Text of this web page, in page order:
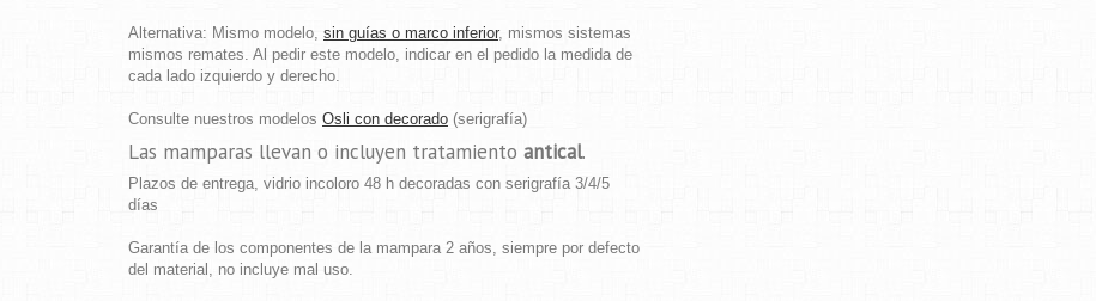
Alternativa: Mismo modelo, sin guías o marco inferior, mismos sistemas
mismos remates. Al pedir este modelo, indicar en el pedido la medida de
cada lado izquierdo y derecho.
Consulte nuestros modelos Osli con decorado (serigrafía)
Las mamparas llevan o incluyen tratamiento antical.
Plazos de entrega, vidrio incoloro 48 h decoradas con serigrafía 3/4/5
días
Garantía de los componentes de la mampara 2 años, siempre por defecto
del material, no incluye mal uso.